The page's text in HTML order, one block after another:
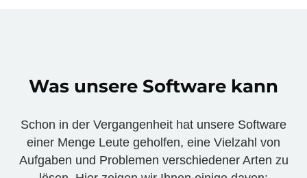
Was unsere Software kann
Schon in der Vergangenheit hat unsere Software
einer Menge Leute geholfen, eine Vielzahl von
Aufgaben und Problemen verschiedener Arten zu